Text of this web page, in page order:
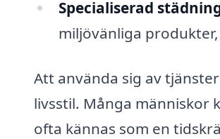
Specialiserad
miljövänliga
Att använda sig av
livsstil. Många människor
ofta kännas som en